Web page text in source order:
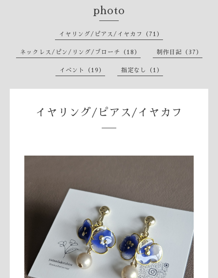
photo
イヤリング/ピアス/イヤカフ（71）
ネックレス/ピン/リング/ブローチ（18） 制作日記（37）
イベント（19） 指定なし（1）
イヤリング/ピアス/イヤカフ